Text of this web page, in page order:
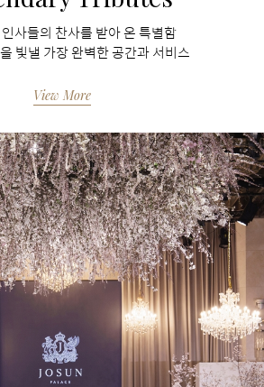
사들의 찬사를 받아 온 특별함
빛낼 가장 완벽한 공간과 서비스
View More